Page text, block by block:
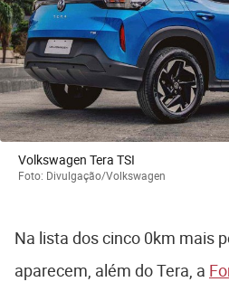
Volkswagen Tera TSI
Foto: Divulgação/Volkswagen
Na lista dos cinco 0km mais
aparecem, além do Tera, a